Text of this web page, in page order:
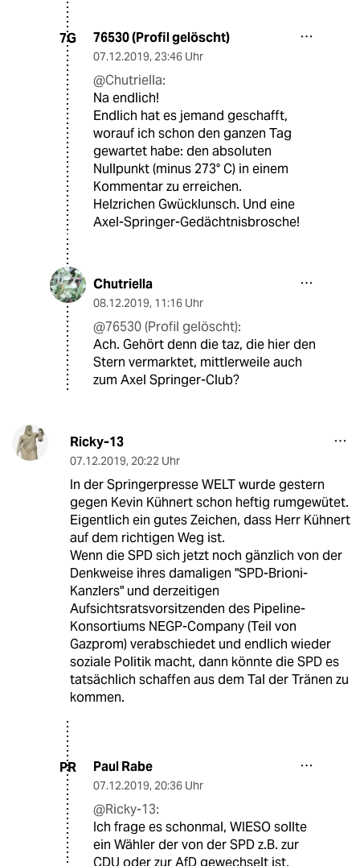
7G 76530 (Profil gelöscht)
07.12.2019, 23:46 Uhr
@Chutriella:
Na endlich!
Endlich hat es jemand geschafft,
worauf ich schon den ganzen Tag
gewartet habe: den absoluten
Nullpunkt (minus 273° C) in einem
Kommentar zu erreichen.
Helzrichen Gwücklunsch. Und eine
Axel-Springer-Gedächtnisbrosche!
Chutriella
08.12.2019, 11:16 Uhr
@76530 (Profil gelöscht):
Ach. Gehört denn die taz, die hier den
Stern vermarktet, mittlerweile auch
zum Axel Springer-Club?
Ricky-13
07.12.2019, 20:22 Uhr
In der Springerpresse WELT wurde gestern
gegen Kevin Kühnert schon heftig rumgewütet.
Eigentlich ein gutes Zeichen, dass Herr Kühnert
auf dem richtigen Weg ist.
Wenn die SPD sich jetzt noch gänzlich von der
Denkweise ihres damaligen "SPD-Brioni-
Kanzlers" und derzeitigen
Aufsichtsratsvorsitzenden des Pipeline-
Konsortiums NEGP-Company (Teil von
Gazprom) verabschiedet und endlich wieder
soziale Politik macht, dann könnte die SPD es
tatsächlich schaffen aus dem Tal der Tränen zu
kommen.
PR Paul Rabe
07.12.2019, 20:36 Uhr
@Ricky-13:
Ich frage es schonmal, WIESO sollte
ein Wähler der von der SPD z.B. zur
CDU oder zur AfD gewechselt ist,